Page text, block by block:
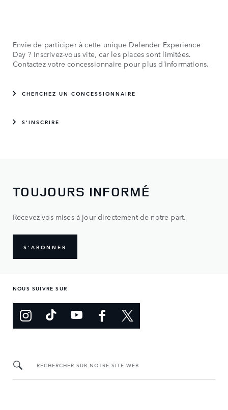
Envie de participer à cette unique Defender Experience
Day ? Inscrivez-vous vite, car les places sont limitées.
Contactez votre concessionnaire pour plus d’informations.
CHERCHEZ UN CONCESSIONNAIRE
S’INSCRIRE
TOUJOURS INFORMÉ
Recevez vos mises à jour directement de notre part.
S'ABONNER
NOUS SUIVRE SUR
RECHERCHER SUR NOTRE SITE WEB